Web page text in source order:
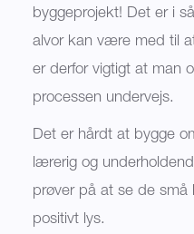
byggeprojekt! Det er i
alvor kan være med til
er derfor vigtigt at man
processen undervejs.
Det er hårdt at bygge
lærerig og
prøver på at se de små
positivt lys.